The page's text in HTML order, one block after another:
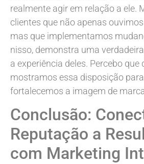
realmente agir em relação a ele.
clientes que não apenas
mas que implementamos
nisso, demonstra uma
a experiência deles. Percebo
mostramos essa disposição
fortalecemos a imagem de
Conclusão:
Reputação a
com Marketing